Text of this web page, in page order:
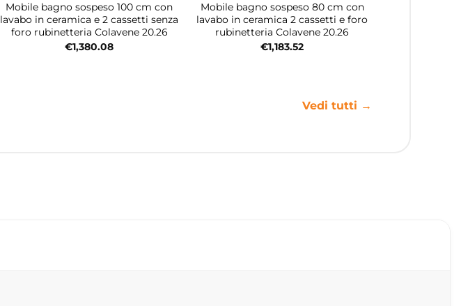
Mobile bagno sospeso 100 cm con
lavabo in ceramica e 2 cassetti senza
foro rubinetteria Colavene 20.26
€1,380.08
Mobile bagno sospeso 80 cm con
lavabo in ceramica 2 cassetti e foro
rubinetteria Colavene 20.26
€1,183.52
Vedi tutti →